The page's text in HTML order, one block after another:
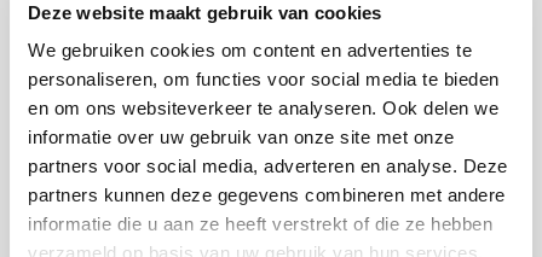
Deze website maakt gebruik van cookies
We gebruiken cookies om content en advertenties te
personaliseren, om functies voor social media te bieden
en om ons websiteverkeer te analyseren. Ook delen we
informatie over uw gebruik van onze site met onze
partners voor social media, adverteren en analyse. Deze
partners kunnen deze gegevens combineren met andere
informatie die u aan ze heeft verstrekt of die ze hebben
verzameld op basis van uw gebruik van hun services.
+31 23 205 2006
info@bruut.nl
Contact Formulier
Open 11:00 - 18:30
OPENINGSTIJDEN